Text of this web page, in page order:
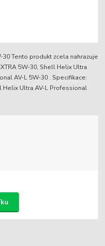
Tento produkt zcela nahrazuje
5W-30, Shell Helix Ultra
AV-L 5W-30 . Specifikace:
Helix Ultra AV-L Professional